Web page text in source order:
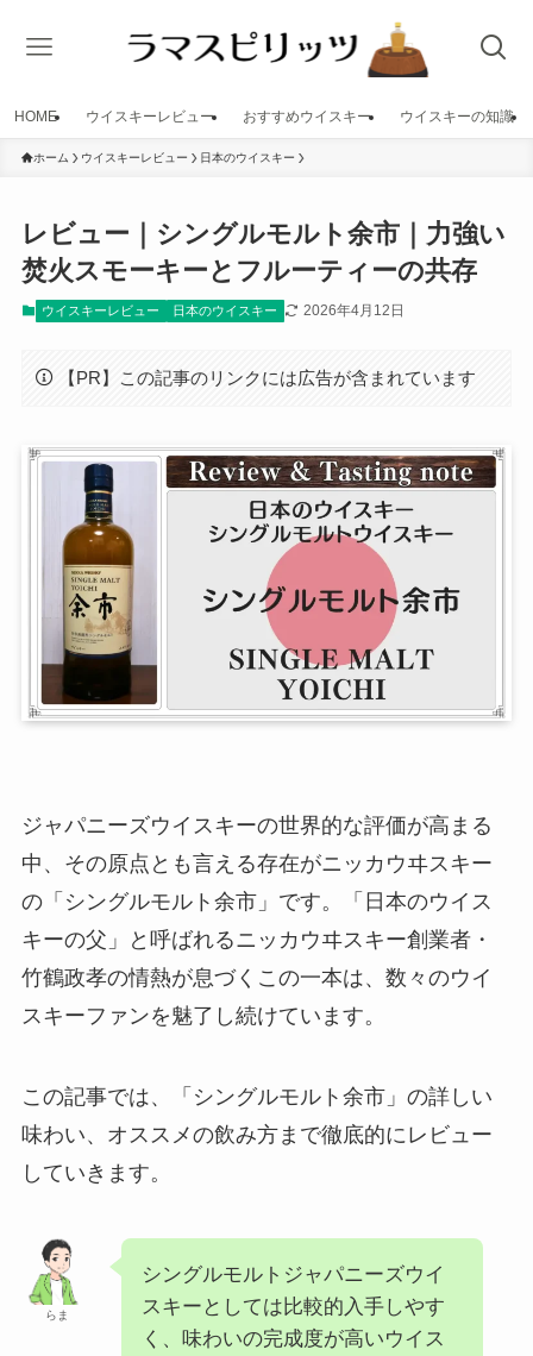
HOME ウイスキーレビュー おすすめウイスキー ウイスキーの知識
ホーム ウイスキーレビュー 日本のウイスキー
レビュー｜シングルモルト余市｜力強い
焚火スモーキーとフルーティーの共存
ウイスキーレビュー 日本のウイスキー 2026年4月12日
【PR】この記事のリンクには広告が含まれています
ジャパニーズウイスキーの世界的な評価が高まる
中、その原点とも言える存在がニッカウヰスキー
の「シングルモルト余市」です。「日本のウイス
キーの父」と呼ばれるニッカウヰスキー創業者・
竹鶴政孝の情熱が息づくこの一本は、数々のウイ
スキーファンを魅了し続けています。
この記事では、「シングルモルト余市」の詳しい
味わい、オススメの飲み方まで徹底的にレビュー
していきます。
らま
シングルモルトジャパニーズウイ
スキーとしては比較的入手しやす
く、味わいの完成度が高いウイス